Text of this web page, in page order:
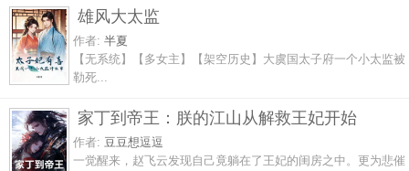
雄风大太监
作者: 半夏
【无系统】【多女主】【架空历史】大虞国太子府一个小太监被
勒死...
家丁到帝王：朕的江山从解救王妃开始
作者: 豆豆想逗逗
一觉醒来，赵飞云发现自己竟躺在了王妃的闺房之中。更为悲催